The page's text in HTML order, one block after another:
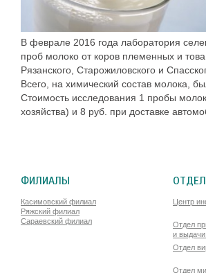
В феврале 2016 года лаборатория
проб молоко от коров племенных и
Рязанского, Старожиловского и
Всего, на химический состав молока,
Стоимость исследования 1 пробы
хозяйства) и 8 руб. при доставке
ФИЛИАЛЫ
Касимовский филиал
Ряжский филиал
Сараевский филиал
Центр
Отдел
и выдачи
Отдел
Отдел